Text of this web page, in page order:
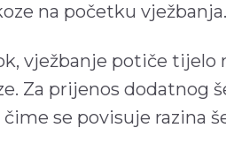
na početku vježbanja.
vježbanje potiče tijelo
Za prijenos dodatnog
se povisuje razina